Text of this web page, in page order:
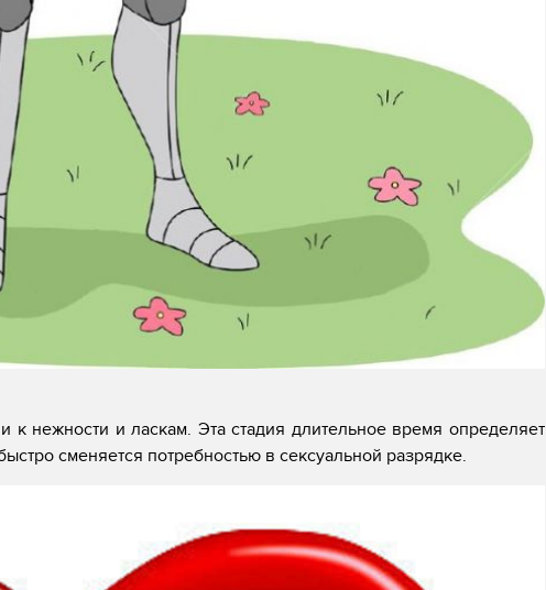
к нежности и ласкам. Эта стадия длительное время определяет
сменяется потребностью в сексуальной разрядке.